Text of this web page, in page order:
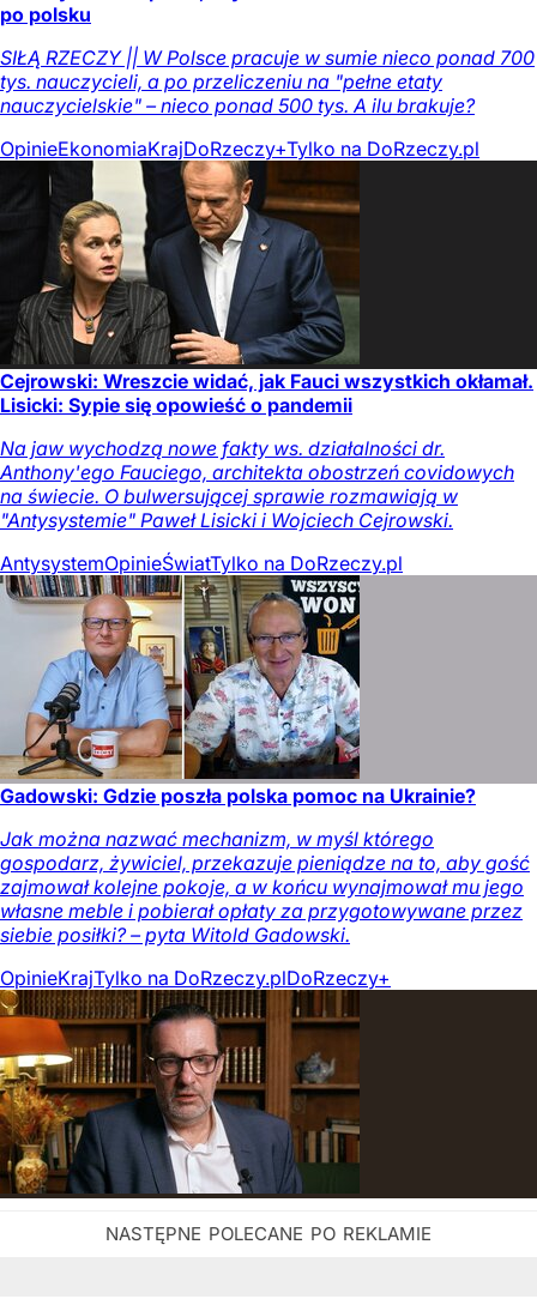
po polsku
SIŁĄ RZECZY || W Polsce pracuje w sumie nieco ponad 700
tys. nauczycieli, a po przeliczeniu na "pełne etaty
nauczycielskie" – nieco ponad 500 tys. A ilu brakuje?
OpinieEkonomiaKrajDoRzeczy+Tylko na DoRzeczy.pl
Cejrowski: Wreszcie widać, jak Fauci wszystkich okłamał.
Lisicki: Sypie się opowieść o pandemii
Na jaw wychodzą nowe fakty ws. działalności dr.
Anthony'ego Fauciego, architekta obostrzeń covidowych
na świecie. O bulwersującej sprawie rozmawiają w
"Antysystemie" Paweł Lisicki i Wojciech Cejrowski.
AntysystemOpinieŚwiatTylko na DoRzeczy.pl
Gadowski: Gdzie poszła polska pomoc na Ukrainie?
Jak można nazwać mechanizm, w myśl którego
gospodarz, żywiciel, przekazuje pieniądze na to, aby gość
zajmował kolejne pokoje, a w końcu wynajmował mu jego
własne meble i pobierał opłaty za przygotowywane przez
siebie posiłki? – pyta Witold Gadowski.
OpinieKrajTylko na DoRzeczy.plDoRzeczy+